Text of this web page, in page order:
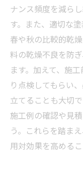
ナンス頻度を減ら
す。また、適切な
春や秋の比較的乾
料の乾燥不良を防
ます。加えて、施
り点検してもらい
立てることも大切
施工例の確認や見
う。これらを踏ま
用対効果を高めるこ